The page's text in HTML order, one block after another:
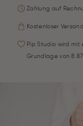
Zahlung auf
Kostenloser
Pip Studio wird mit
Grundlage von